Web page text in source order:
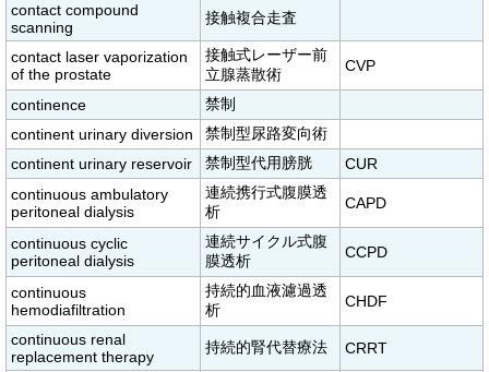
contact compound
scanning
接触複合走査
contact laser vaporization
of the prostate
接触式レーザー前
立腺蒸散術
CVP
continence
禁制
continent urinary diversion
禁制型尿路変向術
continent urinary reservoir
禁制型代用膀胱
CUR
continuous ambulatory
peritoneal dialysis
連続携行式腹膜透
析
CAPD
continuous cyclic
peritoneal dialysis
連続サイクル式腹
膜透析
CCPD
continuous
hemodiafiltration
持続的血液濾過透
析
CHDF
continuous renal
replacement therapy
持続的腎代替療法 CRRT